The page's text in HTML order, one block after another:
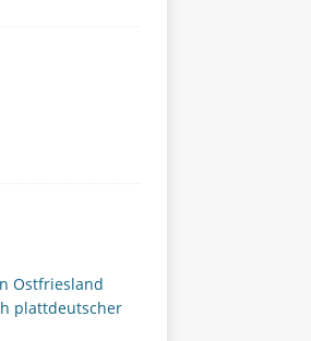
Ostfriesland
plattdeutscher